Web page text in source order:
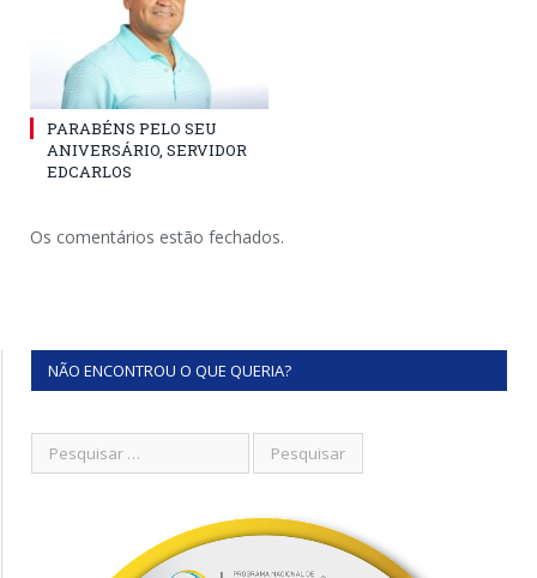
PARABÉNS PELO SEU
ANIVERSÁRIO, SERVIDOR
EDCARLOS
Os comentários estão fechados.
NÃO ENCONTROU O QUE QUERIA?